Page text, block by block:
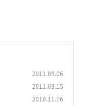
2011.09.06
2011.03.15
2010.11.16